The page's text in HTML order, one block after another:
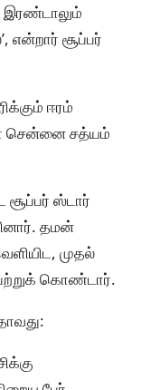
இரண்டாலும்
என்றார் சூப்பர்
ஈரம்
சென்னை சத்யம்
சூப்பர் ஸ்டார்
தமன்
முதல்
கொண்டார்.